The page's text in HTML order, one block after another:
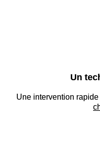
Un
Une intervention rapide